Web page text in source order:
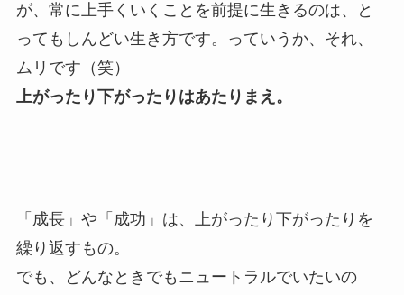
が、常に上手くいくことを前提に生きるのは、と
ってもしんどい生き方です。っていうか、それ、
ムリです（笑）
上がったり下がったりはあたりまえ。
「成長」や「成功」は、上がったり下がったりを
繰り返すもの。
でも、どんなときでもニュートラルでいたいの